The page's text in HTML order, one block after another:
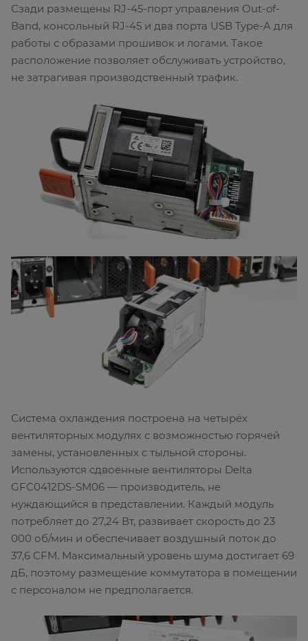
Сзади размещены RJ-45-порт управления Out-of-
Band, консольный RJ-45 и два порта USB Type-A для
работы с образами прошивок и логами. Такое
расположение позволяет обслуживать устройство,
не затрагивая производственный трафик.
Система охлаждения построена на четырёх
вентиляторных модулях с возможностью горячей
замены, установленных с тыльной стороны.
Используются сдвоенные вентиляторы Delta
GFC0412DS-SM06 — производитель, не
нуждающийся в представлении. Каждый модуль
потребляет до 27,24 Вт, развивает скорость до 23
000 об/мин и обеспечивает воздушный поток до
37,6 CFM. Максимальный уровень шума достигает 69
дБ, поэтому размещение коммутатора в помещении
с персоналом не предполагается.